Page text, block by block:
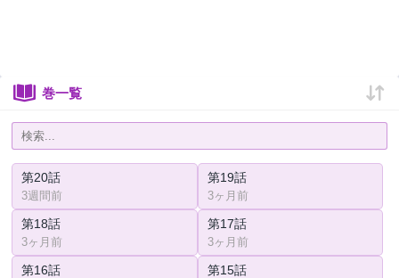
巻一覧
第20話
3週間前
第19話
3ヶ月前
第18話
3ヶ月前
第17話
3ヶ月前
第16話 第15話